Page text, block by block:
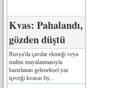
Kvas: Pahalandı,
gözden düştü
Rusya'da çavdar ekmeği veya
maltın mayalanmasıyla
hazırlanan geleneksel yaz
içeceği kvasın fiy...